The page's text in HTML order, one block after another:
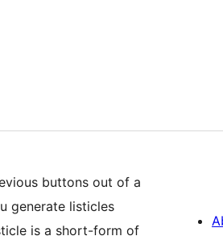
buttons out of a